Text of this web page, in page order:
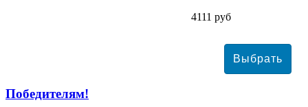
4111 руб
Победителям!